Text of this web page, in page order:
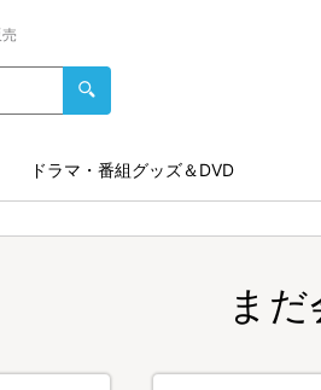
ドラマ・番組グッズ＆DVD
ま